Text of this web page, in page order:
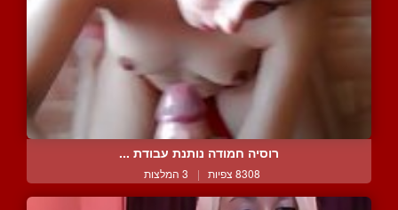
רוסיה חמודה נותנת עבודת ...
8308 צפיות | 3 המלצות